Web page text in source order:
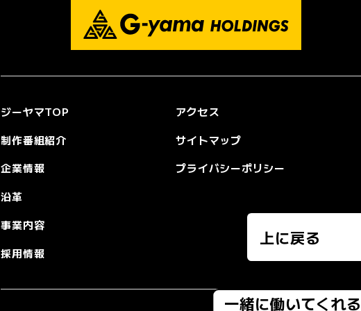
一緒に働いてくれる
ジーヤマTOP
制作番組紹介
企業情報
沿革
事業内容
採用情報
アクセス
サイトマップ
プライバシーポリシー
上に戻る